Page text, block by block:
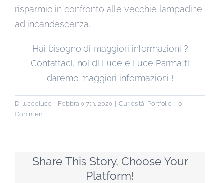
risparmio in confronto alle vecchie lampadine
ad incandescenza.
Hai bisogno di maggiori informazioni ?
Contattaci, noi di Luce e Luce Parma ti
daremo maggiori informazioni !
Di luceeluce | Febbraio 7th, 2020 | Curiosità Portfolio | 0
Commenti
Share This Story, Choose Your
Platform!